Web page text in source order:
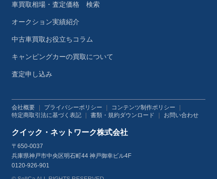
車買取相場・査定価格 検索
オークション実績紹介
中古車買取お役立ちコラム
キャンピングカーの買取について
査定申し込み
会社概要 プライバシーポリシー コンテンツ制作ポリシー
特定商取引法に基づく表記
書類・規約ダウンロード お問い合わせ
クイック・ネットワーク株式会社
〒650-0037
兵庫県神戸市中央区明石町44 神戸御幸ビル4F
0120-926-901